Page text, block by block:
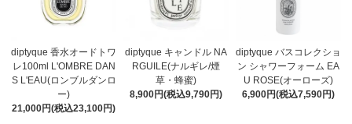
diptyque 香水オードトワ
レ100ml L'OMBRE DAN
S L'EAU(ロンブルダンロ
ー)
21,000円(税込23,100円)
diptyque キャンドル NA
RGUILE(ナルギレ/煙
草・蜂蜜)
8,900円(税込9,790円)
diptyque バスコレクショ
ン シャワーフォーム EA
U ROSE(オーローズ)
6,900円(税込7,590円)